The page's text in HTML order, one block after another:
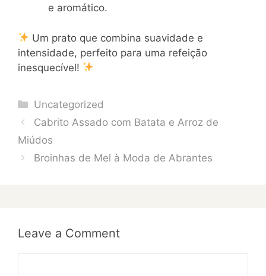
e aromático.
Um prato que combina suavidade e
intensidade, perfeito para uma refeição
inesquecível!
Categories
Uncategorized
Cabrito Assado com Batata e Arroz de
Miúdos
Broinhas de Mel à Moda de Abrantes
Leave a Comment